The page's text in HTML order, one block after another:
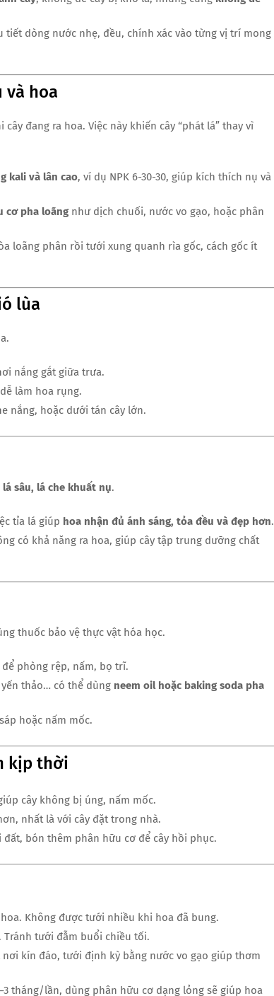
tiết dòng nước nhẹ, đều, chính xác vào từng vị trí mong
và hoa
đang ra hoa. Việc này khiến cây “phát lá” thay vì
kali và lân cao, ví dụ NPK 6-30-30, giúp kích thích nụ và
cơ pha loãng như dịch chuối, nước vo gạo, hoặc phân
loãng phân rồi tưới xung quanh rìa gốc, cách gốc ít
lùa
nắng gắt giữa trưa.
làm hoa rụng.
nắng, hoặc dưới tán cây lớn.
sâu, lá che khuất nụ.
tỉa lá giúp hoa nhận đủ ánh sáng, tỏa đều và đẹp hơn.
có khả năng ra hoa, giúp cây tập trung dưỡng chất
thuốc bảo vệ thực vật hóa học.
để phòng rệp, nấm, bọ trĩ.
thảo… có thể dùng neem oil hoặc baking soda pha
hoặc nấm mốc.
kịp thời
cây không bị úng, nấm mốc.
nhất là với cây đặt trong nhà.
bón thêm phân hữu cơ để cây hồi phục.
Không được tưới nhiều khi hoa đã bung.
Tránh tưới đẫm buổi chiều tối.
kín đáo, tưới định kỳ bằng nước vo gạo giúp thơm
tháng/lần, dùng phân hữu cơ dạng lỏng sẽ giúp hoa